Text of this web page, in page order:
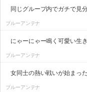
同じグループ内でガチで見
ブルーアンテナ
にゃーにゃー鳴く可愛い生
ブルーアンテナ
女同士の熱い戦いが始まっ
ブルーアンテナ